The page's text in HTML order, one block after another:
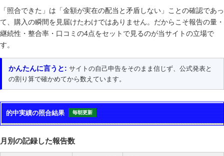
「照合できた」は「金額が実在の配当と矛盾しない」ことの確認であっ
て、購入の瞬間を見届けたわけではありません。だからこそ報告の量・
継続性・整合率・口コミの4点をセットで見るのが当サイトの立場で
す。
かんたんに言うと: サイトの自己申告をそのまま信じず、公式発表と
の割り算で確かめてから数えています。
的中実績の照合結果 毎朝更新
月別の記録した報告数